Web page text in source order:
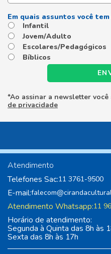
Infantil
Jovem/Adulto
Escolares/Pedagógicos
Bíblicos
*Ao assinar a newsletter
de privacidade
Atendimento
Telefones Sac:11 3761-9500
E-mail:
Atendimento Whatsapp:11
Horário de atendimento:
Segunda à Quinta das 8h às
Sexta das 8h às 17h